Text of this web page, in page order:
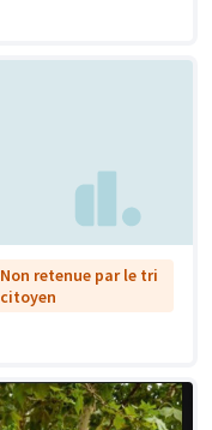
Non retenue par le tri
citoyen